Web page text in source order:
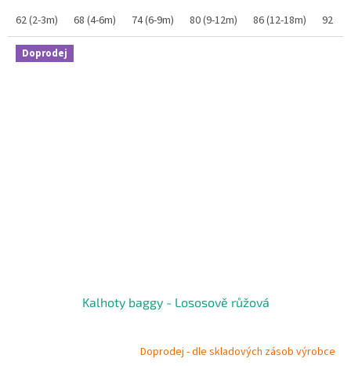
62 (2-3m)
68 (4-6m) 74 (6-9m) 80 (9-12m) 86 (12-18m) 92
Doprodej
Kalhoty baggy - Lososově růžová
Doprodej - dle skladových zásob výrobce